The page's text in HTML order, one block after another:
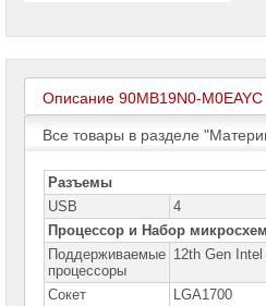
Brand
Name
Моноблоки
Brand
Name
Компьютеры
Brand
Name
Принтеры
плоттеры
МФУ
Описание 90MB19N0-M0EAYC
Все товары в разделе
Разъемы
USB
4
Процессор и Набор микросхем
Поддерживаемые
процессоры
12th Gen
Сокет
LGA1700